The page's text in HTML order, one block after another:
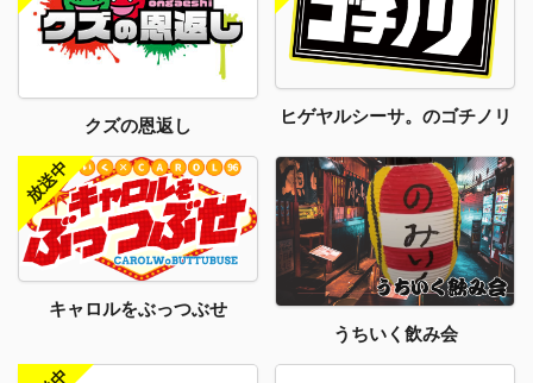
クズの恩返し ヒゲヤルシーサ。のゴチノリ
キャロルをぶっつぶせ
うちいく飲み会